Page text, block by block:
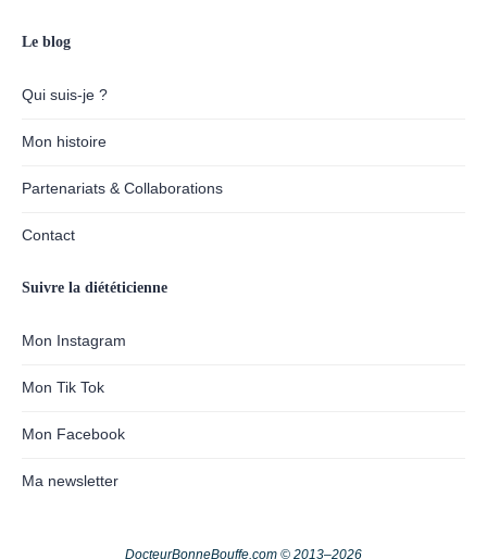
Le blog
Qui suis-je ?
Mon histoire
Partenariats & Collaborations
Contact
Suivre la diététicienne
Mon Instagram
Mon Tik Tok
Mon Facebook
Ma newsletter
DocteurBonneBouffe.com © 2013–2026